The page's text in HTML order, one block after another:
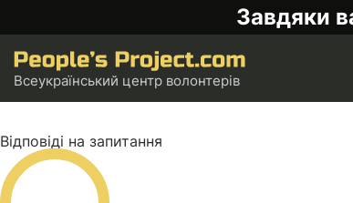
Завдяки
Всеукраїнський центр волонтерів
Відповіді на запитання